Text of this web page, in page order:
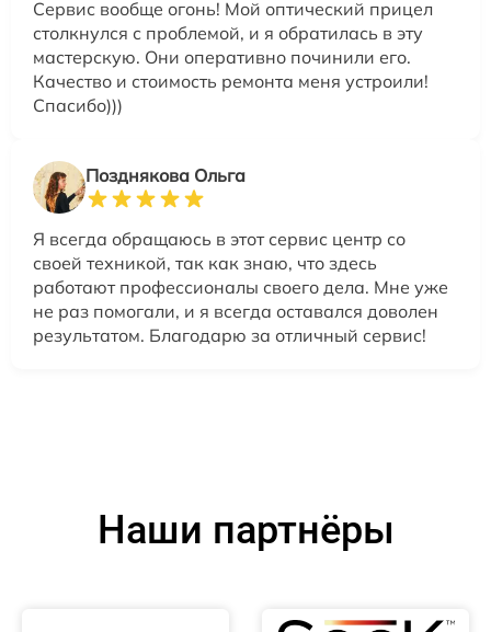
Сервис вообще огонь! Мой оптический прицел
столкнулся с проблемой, и я обратилась в эту
мастерскую. Они оперативно починили его.
Качество и стоимость ремонта меня устроили!
Спасибо)))
Позднякова Ольга
Я всегда обращаюсь в этот сервис центр со
своей техникой, так как знаю, что здесь
работают профессионалы своего дела. Мне уже
не раз помогали, и я всегда оставался доволен
результатом. Благодарю за отличный сервис!
Наши партнёры